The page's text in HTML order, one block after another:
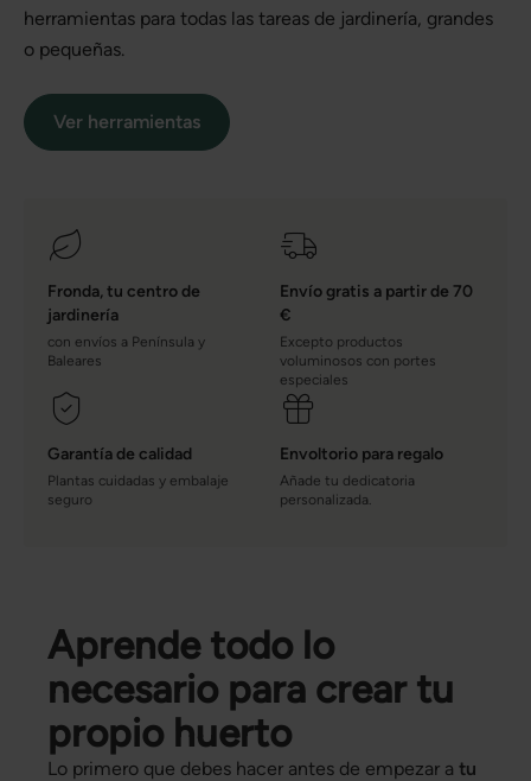
herramientas para todas las tareas de jardinería, grandes
o pequeñas.
Ver herramientas
Fronda, tu centro de
jardinería
con envíos a Península y
Baleares
Envío gratis a partir de 70
€
Excepto productos
voluminosos con portes
especiales
Garantía de calidad
Plantas cuidadas y embalaje
seguro
Envoltorio para regalo
Añade tu dedicatoria
personalizada.
Aprende todo lo
necesario para crear tu
propio huerto
Lo primero que debes hacer antes de empezar a tu